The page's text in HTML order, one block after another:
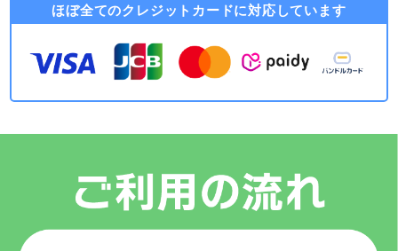
ほぼ全てのクレジットカードに対応しています